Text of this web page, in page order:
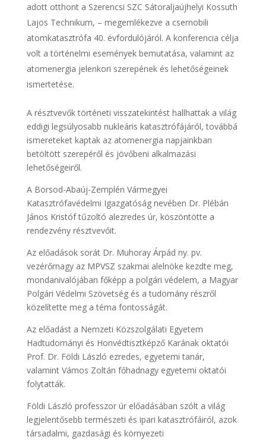
adott otthont a Szerencsi SZC Sátoraljaújhelyi Kossuth
Lajos Technikum, – megemlékezve a csernobili
atomkatasztrófa 40. évfordulójáról. A konferencia célja
volt a történelmi események bemutatása, valamint az
atomenergia jelenkori szerepének és lehetőségeinek
ismertetése.
A résztvevők történeti visszatekintést hallhattak a világ
eddigi legsúlyosabb nukleáris katasztrófájáról, továbbá
ismereteket kaptak az atomenergia napjainkban
betöltött szerepéről és jövőbeni alkalmazási
lehetőségeiről.
A Borsod-Abaúj-Zemplén Vármegyei
Katasztrófavédelmi Igazgatóság nevében Dr. Plébán
János Kristóf tűzoltó alezredes úr, köszöntötte a
rendezvény résztvevőit.
Az előadások sorát Dr. Muhoray Árpád ny. pv.
vezérőrnagy az MPVSZ szakmai alelnöke kezdte meg,
mondanivalójában főképp a polgári védelem, a Magyar
Polgári Védelmi Szövetség és a tudomány részről
közelítette meg a téma fontosságát.
Az előadást a Nemzeti Közszolgálati Egyetem
Hadtudományi és Honvédtisztképző Karának oktatói
Prof. Dr. Földi László ezredes, egyetemi tanár,
valamint Vámos Zoltán főhadnagy egyetemi oktatói
folytatták.
Földi László professzor úr előadásában szólt a világ
legjelentősebb természeti és ipari katasztrófáiról, azok
társadalmi, gazdasági és környezeti